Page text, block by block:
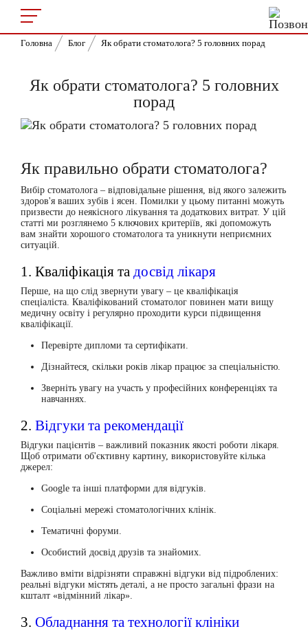
Головна Блог Як обрати стоматолога? 5 головних порад
Як обрати стоматолога? 5 головних
порад
Як правильно обрати стоматолога?
Вибір стоматолога – відповідальне рішення, від якого залежить
здоров'я ваших зубів і ясен. Помилки у цьому питанні можуть
призвести до неякісного лікування та додаткових витрат. У цій
статті ми розглянемо 5 ключових критеріїв, які допоможуть
вам знайти хорошого стоматолога та уникнути неприємних
ситуацій.
1. Кваліфікація та досвід лікаря
Перше, на що слід звернути увагу – це кваліфікація
спеціаліста. Кваліфікований стоматолог повинен мати вищу
медичну освіту і регулярно проходити курси підвищення
кваліфікації.
Перевірте дипломи та сертифікати.
Дізнайтеся, скільки років лікар працює за спеціальністю.
Зверніть увагу на участь у професійних конференціях та
навчаннях.
2. Відгуки та рекомендації
Відгуки пацієнтів – важливий показник якості роботи лікаря.
Щоб отримати об'єктивну картину, використовуйте кілька
джерел:
Google та інші платформи для відгуків.
Соціальні мережі стоматологічних клінік.
Тематичні форуми.
Особистий досвід друзів та знайомих.
Важливо вміти відрізняти справжні відгуки від підроблених:
реальні відгуки містять деталі, а не просто загальні фрази на
кшталт «відмінний лікар».
3. Обладнання та технології клініки